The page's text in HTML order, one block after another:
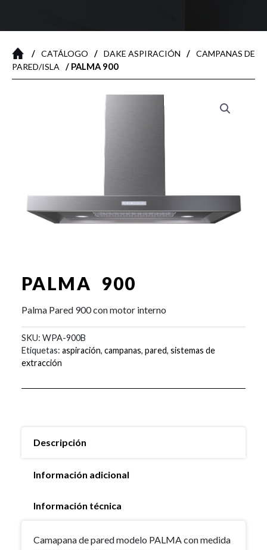
/ CATÁLOGO / DAKE ASPIRACIÓN / CAMPANAS DE
PARED/ISLA
/ PALMA 900
PALMA 900
Palma Pared 900 con motor interno
SKU: WPA-900B
Etiquetas: aspiración, campanas, pared, sistemas de
extracción
Descripción
Información adicional
Información técnica
Camapana de pared modelo PALMA con medida